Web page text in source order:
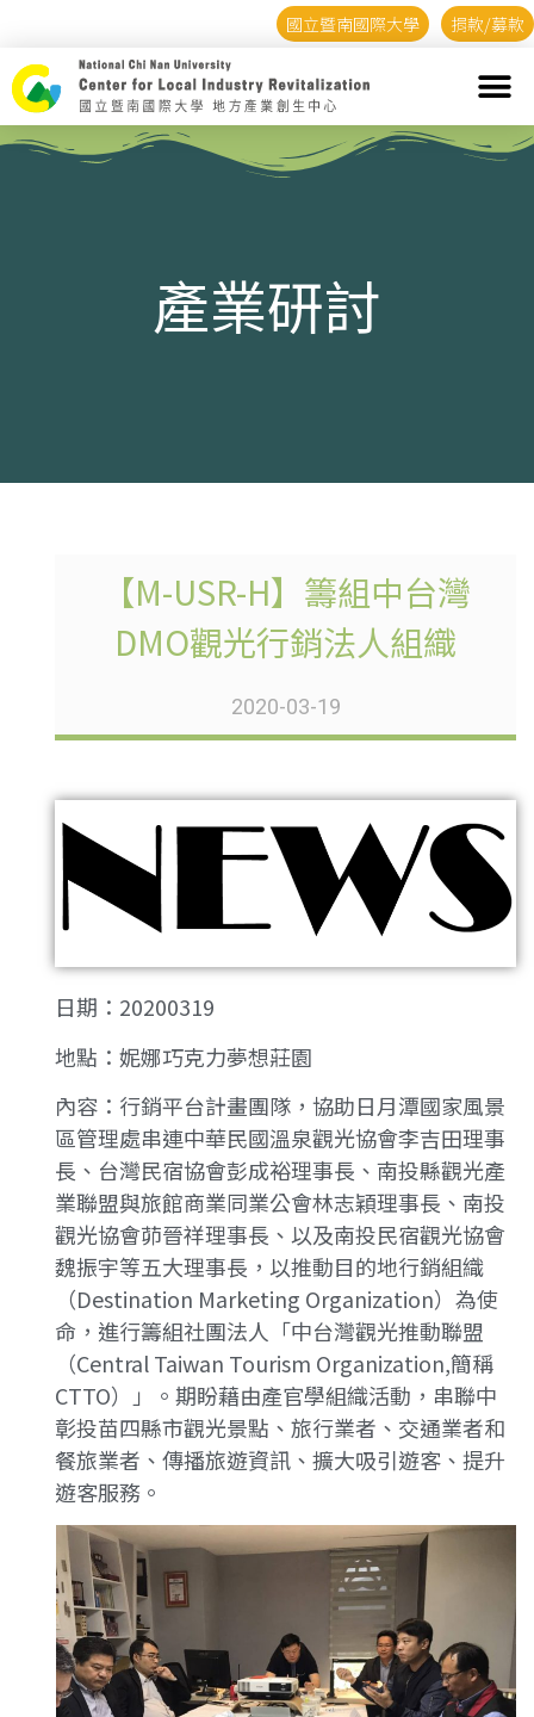
國立暨南國際大學 捐款/募款
產業研討
【M-USR-H】籌組中台灣
DMO觀光行銷法人組織
2020-03-19
日期：20200319
地點：妮娜巧克力夢想莊園
內容：行銷平台計畫團隊，協助日月潭國家風景
區管理處串連中華民國溫泉觀光協會李吉田理事
長、台灣民宿協會彭成裕理事長、南投縣觀光產
業聯盟與旅館商業同業公會林志穎理事長、南投
觀光協會茆晉祥理事長、以及南投民宿觀光協會
魏振宇等五大理事長，以推動目的地行銷組織
（Destination Marketing Organization）為使
命，進行籌組社團法人「中台灣觀光推動聯盟
（Central Taiwan Tourism Organization,簡稱
CTTO）」。期盼藉由產官學組織活動，串聯中
彰投苗四縣市觀光景點、旅行業者、交通業者和
餐旅業者、傳播旅遊資訊、擴大吸引遊客、提升
遊客服務。